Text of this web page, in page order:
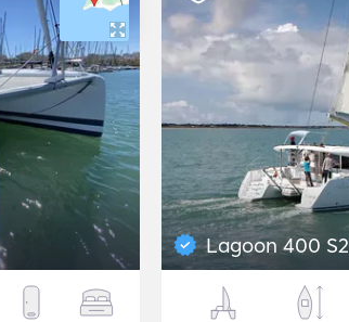
Lagoon 400 S2